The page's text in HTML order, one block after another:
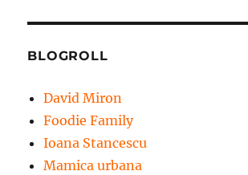
BLOGROLL
David Miron
Foodie Family
Ioana Stancescu
Mamica urbana